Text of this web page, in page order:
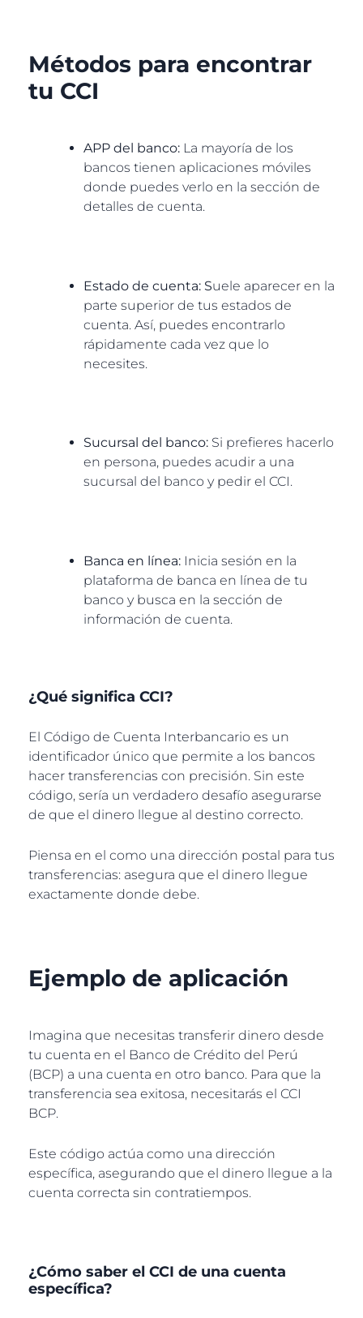
Métodos para encontrar
tu CCI
APP del banco: La mayoría de los
bancos tienen aplicaciones móviles
donde puedes verlo en la sección de
detalles de cuenta.
Estado de cuenta: Suele aparecer en la
parte superior de tus estados de
cuenta. Así, puedes encontrarlo
rápidamente cada vez que lo
necesites.
Sucursal del banco: Si prefieres hacerlo
en persona, puedes acudir a una
sucursal del banco y pedir el CCI.
Banca en línea: Inicia sesión en la
plataforma de banca en línea de tu
banco y busca en la sección de
información de cuenta.
¿Qué significa CCI?
El Código de Cuenta Interbancario es un
identificador único que permite a los bancos
hacer transferencias con precisión. Sin este
código, sería un verdadero desafío asegurarse
de que el dinero llegue al destino correcto.
Piensa en el como una dirección postal para tus
transferencias: asegura que el dinero llegue
exactamente donde debe.
Ejemplo de aplicación
Imagina que necesitas transferir dinero desde
tu cuenta en el Banco de Crédito del Perú
(BCP) a una cuenta en otro banco. Para que la
transferencia sea exitosa, necesitarás el CCI
BCP.
Este código actúa como una dirección
específica, asegurando que el dinero llegue a la
cuenta correcta sin contratiempos.
¿Cómo saber el CCI de una cuenta
específica?